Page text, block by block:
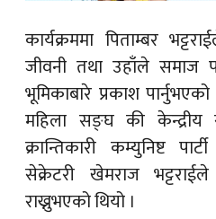
कार्यक्रममा पिताम्बर
जीवनी तथा उहाँले समाज
भूमिकाबारे प्रकाश
महिला सङ्घकी केन्द्रीय
क्रान्तिकारी कम्युनिष्ट
सेक्रेटरी खेमराज भट्टराईले
राख्नुभएको थियो ।